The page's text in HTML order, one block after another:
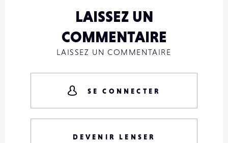
LAISSEZ UN
COMMENTAIRE
LAISSEZ UN COMMENTAIRE
SE CONNECTER
DEVENIR LENSER